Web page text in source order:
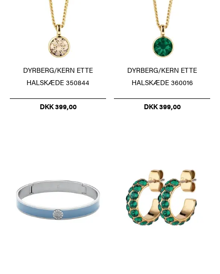
DYRBERG/KERN ETTE
HALSKÆDE 350844
DKK 399,00
DYRBERG/KERN ETTE
HALSKÆDE 360016
DKK 399,00